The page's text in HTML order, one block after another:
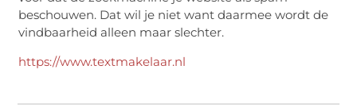
beschouwen. Dat wil je niet want daarmee wordt de
vindbaarheid alleen maar slechter.
https://www.textmakelaar.nl